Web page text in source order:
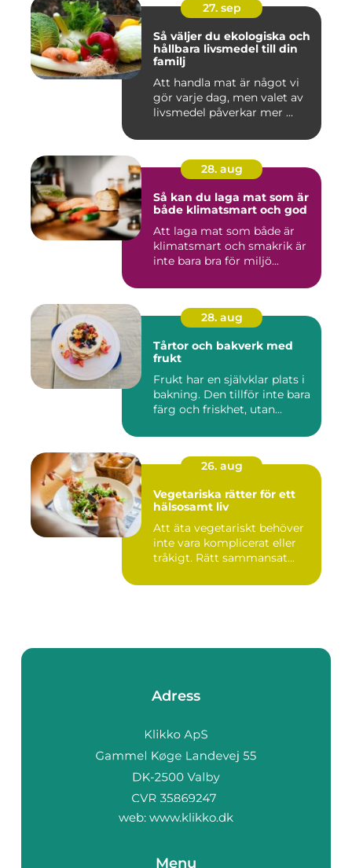
27. sep
Så väljer du ekologiska och
hållbara livsmedel till din
familj
Att handla mat är något vi
gör varje dag, men valet av
livsmedel påverkar mer ...
28. aug
Så kan du laga mat som är
både klimatsmart och god
Att laga mat som både är
klimatsmart och smakrik är
inte bara bra för miljö...
28. aug
Tårtor och bakverk med
frukt
Frukt har en självklar plats i
bakning. Den tillför inte bara
färg och friskhet, utan...
26. aug
Vegetariska rätter för ett
hälsosamt liv
Att äta vegetariskt behöver
inte vara komplicerat eller
tråkigt. Rätt sammansat...
Adress
web: www.klikko.dk
Menu